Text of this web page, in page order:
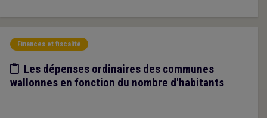
Finances et fiscalité
Etude/chiffres
Les dépenses ordinaires des communes
wallonnes en fonction du nombre d'habitants